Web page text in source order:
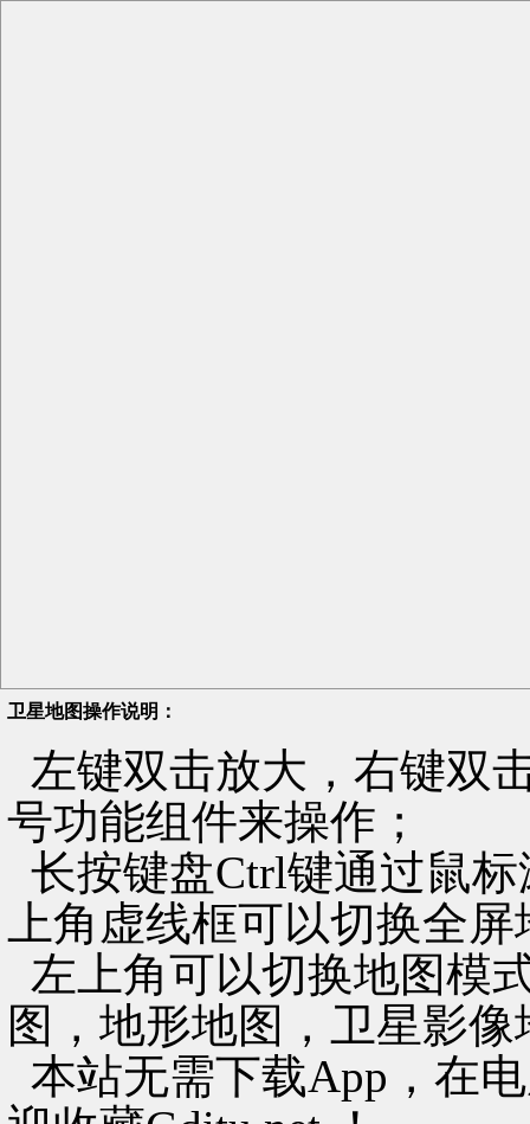
卫星地图操作说明：
左键双击放大，右键双
号功能组件来操作；
长按键盘Ctrl键通过鼠
上角虚线框可以切换全
左上角可以切换地图模
图，地形地图，卫星影像
本站无需下载App，在